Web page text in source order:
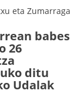
eta Zumarraga
babes
26
ditu
Udalak